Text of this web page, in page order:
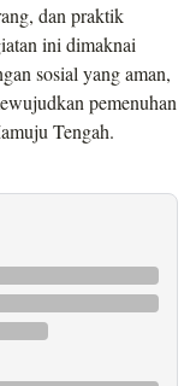
dan praktik
ini dimaknai
sosial yang aman,
pemenuhan
Tengah.